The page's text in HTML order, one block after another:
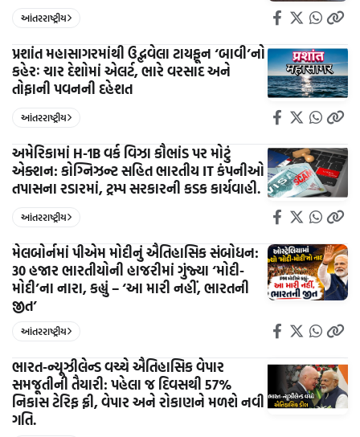
આંતરરાષ્ટ્રીય
પ્રશાંત મહાસાગરમાંથી ઉદ્ભવેલા ટાયફૂન ‘બાવી’નો
કહેરઃ ચાર દેશોમાં એલર્ટ, ભારે વરસાદ અને
તોફાની પવનની દહેશત
આંતરરાષ્ટ્રીય
અમેરિકામાં H-1B વર્ક વિઝા કૌભાંડ પર મોટું
એક્શન: કોગ્નિઝન્ટ સહિત ભારતીય IT કંપનીઓ
તપાસના રડારમાં, ટ્રમ્પ સરકારની કડક કાર્યવાહી.
આંતરરાષ્ટ્રીય
મેલબોર્નમાં પીએમ મોદીનું ઐતિહાસિક સંબોધન:
30 હજાર ભારતીયોની હાજરીમાં ગુંજ્યા ‘મોદી-
મોદી’ના નારા, કહ્યું – ‘આ મારી નહીં, ભારતની
જીત’
આંતરરાષ્ટ્રીય
ભારત-ન્યૂઝીલેન્ડ વચ્ચે ઐતિહાસિક વેપાર
સમજૂતીની તૈયારી: પહેલા જ દિવસથી 57%
નિકાસ ટેરિફ ફ્રી, વેપાર અને રોકાણને મળશે નવી
ગતિ.